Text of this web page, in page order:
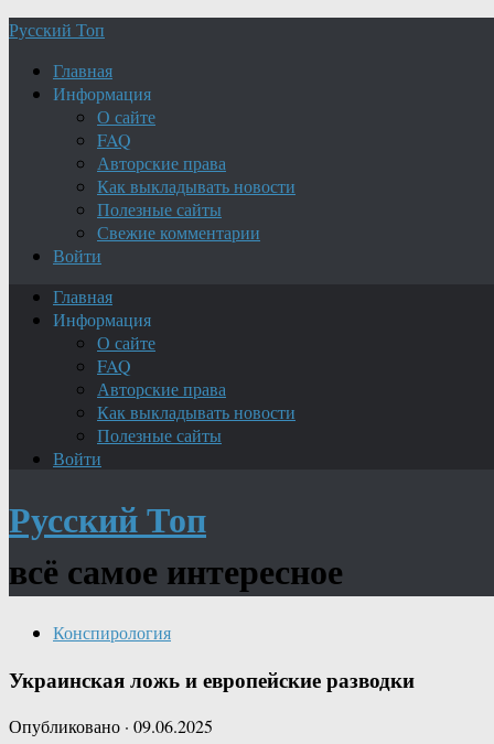
Русский Топ
Главная
Информация
О сайте
FAQ
Авторские права
Как выкладывать новости
Полезные сайты
Свежие комментарии
Войти
Главная
Информация
О сайте
FAQ
Авторские права
Как выкладывать новости
Полезные сайты
Войти
Русский Топ
всё самое интересное
Конспирология
Украинская ложь и европейские разводки
Опубликовано · 09.06.2025